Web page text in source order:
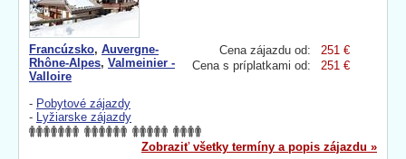
Cena zájazdu od:
251 €
Cena s príplatkami od:
251 €
Francúzsko, Auvergne-
Rhône-Alpes, Valmeinier -
Valloire
- Pobytové zájazdy
- Lyžiarske zájazdy
Zobraziť všetky termíny a popis zájazdu »